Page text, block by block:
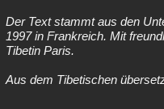
Der Text stammt aus den
1997 in Frankreich. Mit
Tibetin Paris.
Aus dem Tibetischen